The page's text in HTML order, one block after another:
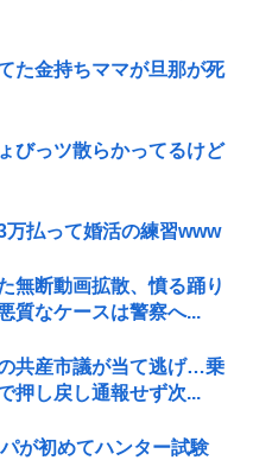
た金持ちママが旦那が死
びっツ散らかってるけど
万払って婚活の練習www
無断動画拡散、憤る踊り
質なケースは警察へ...
共産市議が当て逃げ…乗
押し戻し通報せず次...
が初めてハンター試験